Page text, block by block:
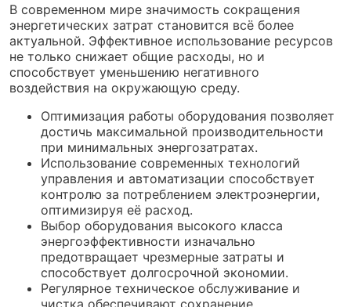
В современном мире значимость сокращения
энергетических затрат становится всё более
актуальной. Эффективное использование ресурсов
не только снижает общие расходы, но и
способствует уменьшению негативного
воздействия на окружающую среду.
Оптимизация работы оборудования позволяет
достичь максимальной производительности
при минимальных энергозатратах.
Использование современных технологий
управления и автоматизации способствует
контролю за потреблением электроэнергии,
оптимизируя её расход.
Выбор оборудования высокого класса
энергоэффективности изначально
предотвращает чрезмерные затраты и
способствует долгосрочной экономии.
Регулярное техническое обслуживание и
чистка обеспечивают сохранение